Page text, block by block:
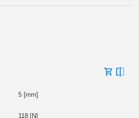
5 [mm]
118 [N]